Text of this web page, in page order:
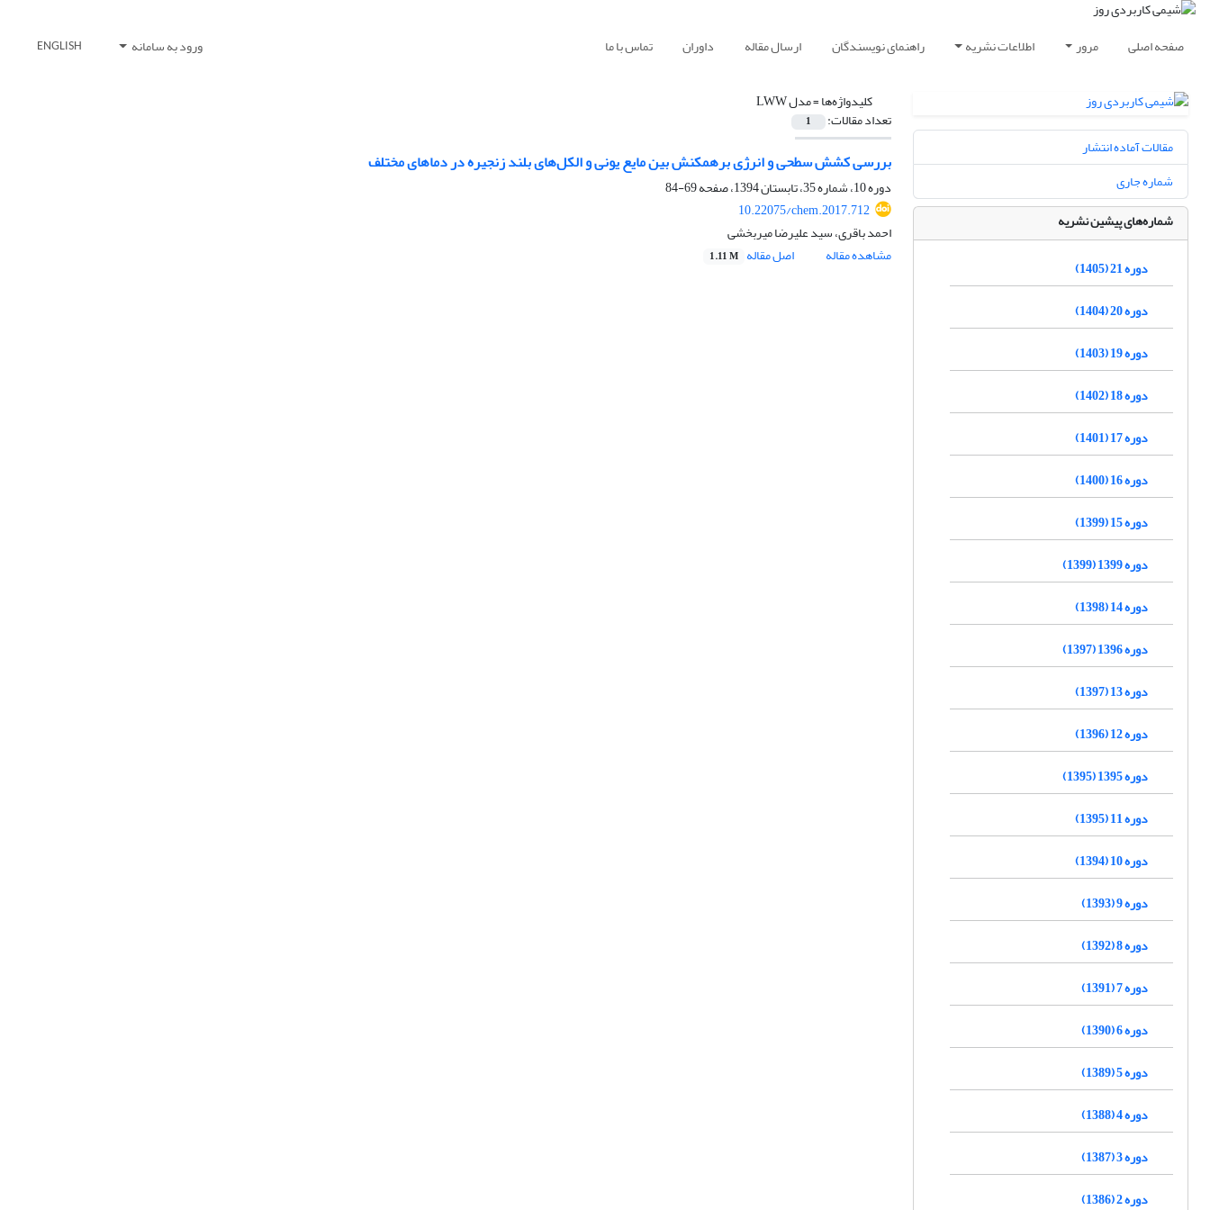
صفحه اصلی مرور اطلاعات نشریه راهنمای نویسندگان ارسال مقاله داوران تماس با ما ورود به سامانه ENGLISH
کلیدواژه‌ها =مدل LWW
تعداد مقالات: 1
بررسی کشش سطحی و انرژی برهمکنش بین مایع یونی و الکل‌های بلند زنجیره در دماهای مختلف
دوره 10، شماره 35، تابستان 1394، صفحه
69-84
10.22075/chem.2017.712
احمد باقری، سید علیرضا میربخشی
مشاهده مقاله
اصل مقاله 1.11 M
مقالات آماده انتشار
شماره جاری
شماره‌های پیشین نشریه
دوره 21 (1405)
دوره 20 (1404)
دوره 19 (1403)
دوره 18 (1402)
دوره 17 (1401)
دوره 16 (1400)
دوره 15 (1399)
دوره 1399 (1399)
دوره 14 (1398)
دوره 1396 (1397)
دوره 13 (1397)
دوره 12 (1396)
دوره 1395 (1395)
دوره 11 (1395)
دوره 10 (1394)
دوره 9 (1393)
دوره 8 (1392)
دوره 7 (1391)
دوره 6 (1390)
دوره 5 (1389)
دوره 4 (1388)
دوره 3 (1387)
دوره 2 (1386)